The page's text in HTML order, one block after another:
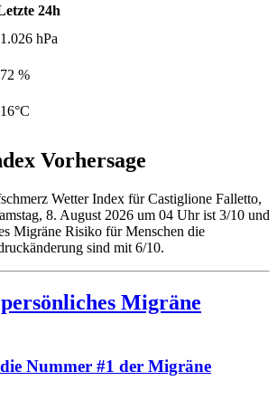
24h
1.026 hPa
72 %
16°C
Vorhersage
Wetter Index für Castiglione Falletto,
8. August 2026 um 04 Uhr ist 3/10 und
Migräne Risiko für Menschen die
sind mit 6/10.
Migräne
Nummer #1 der Migräne